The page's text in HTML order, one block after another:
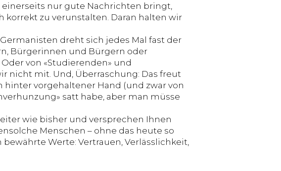
einerseits nur gute Nachrichten bringt,
korrekt zu verunstalten. Daran halten wir
dreht sich jedes Mal fast der
Bürgerinnen und Bürgern oder
von «Studierenden» und
nicht mit. Und, Überraschung: Das freut
hinter vorgehaltener Hand (und zwar von
satt habe, aber man müsse
wie bisher und versprechen Ihnen
Menschen – ohne das heute so
Werte: Vertrauen, Verlässlichkeit,